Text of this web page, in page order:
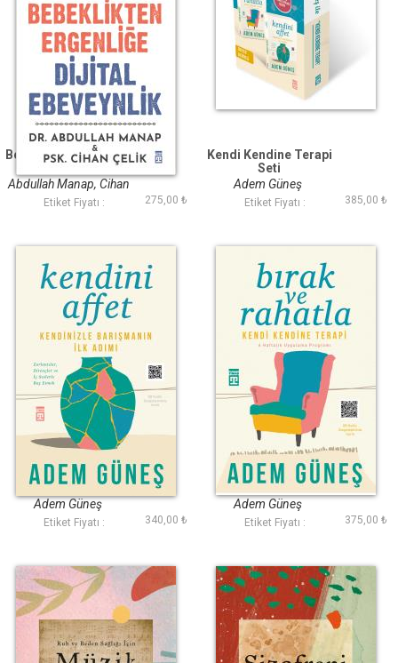
Bebeklikten Ergenliğe
Dijital Ebeveynlik
Abdullah Manap, Cihan
Çelik
Etiket Fiyatı : 275,00 ₺
Kendi Kendine Terapi
Seti
Adem Güneş
Etiket Fiyatı : 385,00 ₺
Kendini Affet
Adem Güneş
Etiket Fiyatı : 340,00 ₺
Bırak ve Rahatla
Adem Güneş
Etiket Fiyatı : 375,00 ₺